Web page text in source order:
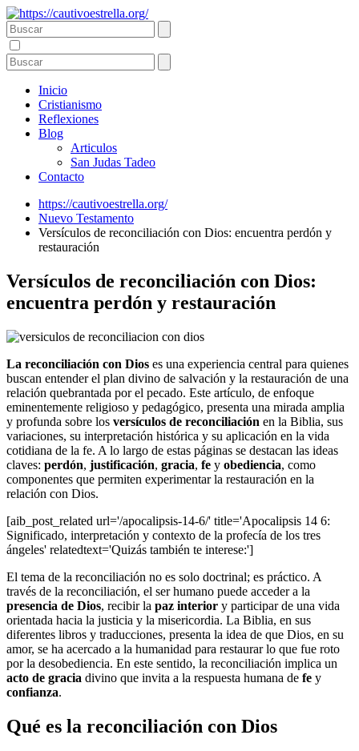
Inicio
Cristianismo
Reflexiones
Blog
Articulos
San Judas Tadeo
Contacto
https://cautivoestrella.org/
Nuevo Testamento
Versículos de reconciliación con Dios: encuentra perdón y
restauración
Versículos de reconciliación con Dios:
encuentra perdón y restauración
La reconciliación con Dios es una experiencia central para quienes
buscan entender el plan divino de salvación y la restauración de una
relación quebrantada por el pecado. Este artículo, de enfoque
eminentemente religioso y pedagógico, presenta una mirada amplia
y profunda sobre los versículos de reconciliación en la Biblia, sus
variaciones, su interpretación histórica y su aplicación en la vida
cotidiana de la fe. A lo largo de estas páginas se destacan las ideas
claves: perdón, justificación, gracia, fe y obediencia, como
componentes que permiten experimentar la restauración en la
relación con Dios.
[aib_post_related url='/apocalipsis-14-6/' title='Apocalipsis 14 6:
Significado, interpretación y contexto de la profecía de los tres
ángeles' relatedtext='Quizás también te interese:']
El tema de la reconciliación no es solo doctrinal; es práctico. A
través de la reconciliación, el ser humano puede acceder a la
presencia de Dios, recibir la paz interior y participar de una vida
orientada hacia la justicia y la misericordia. La Biblia, en sus
diferentes libros y traducciones, presenta la idea de que Dios, en su
amor, se ha acercado a la humanidad para restaurar lo que fue roto
por la desobediencia. En este sentido, la reconciliación implica un
acto de gracia divino que invita a la respuesta humana de fe y
confianza.
Qué es la reconciliación con Dios